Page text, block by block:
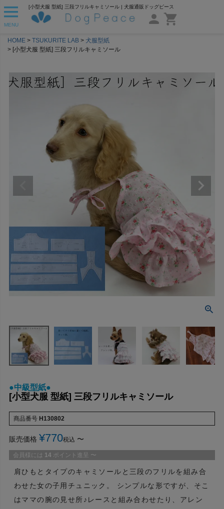
MENU
[小型犬服 型紙] 三段フリルキャミソール | 犬服通販ドッグピース
HOME TSUKURITE LAB
犬服型紙
[小型犬服 型紙] 三段フリルキャミソール
●中級型紙●
[小型犬服 型紙] 三段フリルキャミソール
商品番号 H130802
販売価格 ¥770税込 〜
会員様には 14 ポイント進呈 〜
肩ひもとタイプのキャミソールと三段のフリルを組み合
わせた女の子用チュニック。 シンプルな形ですが、そこ
はママの腕の見せ所♪レースと組み合わせたり、アレン